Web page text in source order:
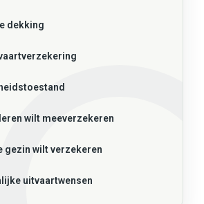
dekking
wilt meeverzekeren
gezin wilt verzekeren
uitvaartwensen